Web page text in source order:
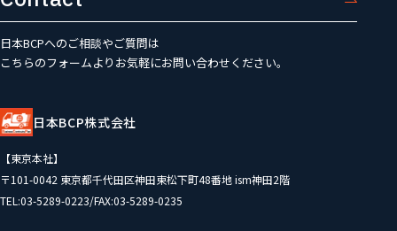
日本BCPへのご相談やご質問は
こちらのフォームよりお気軽にお問い合わせください。
日本BCP株式会社
【東京本社】
〒101-0042 東京都千代田区神田東松下町48番地 ism神田2階
TEL:03-5289-0223/FAX:03-5289-0235